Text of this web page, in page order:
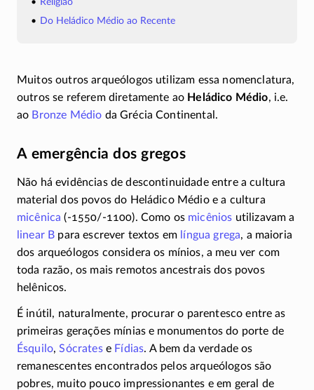
Do Heládico Médio ao Recente
Muitos outros arqueólogos utilizam essa nomenclatura,
outros se referem diretamente ao Heládico Médio, i.e.
ao Bronze Médio da Grécia Continental.
A emergência dos gregos
Não há evidências de descontinuidade entre a cultura
material dos povos do Heládico Médio e a cultura
micênica (-1550/-1100). Como os micênios utilizavam a
linear B para escrever textos em língua grega, a maioria
dos arqueólogos considera os mínios, a meu ver com
toda razão, os mais remotos ancestrais dos povos
helênicos.
É inútil, naturalmente, procurar o parentesco entre as
primeiras gerações mínias e monumentos do porte de
Ésquilo,Sócratese Fídias. A bem da verdade os
remanescentes encontrados pelos arqueólogos são
pobres, muito pouco impressionantes e em geral de